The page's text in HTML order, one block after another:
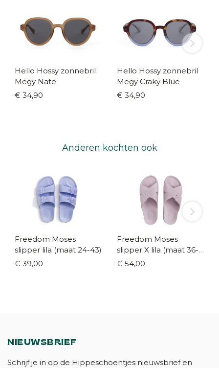
Hello Hossy zonnebril
Megy Nate
€ 34,90
Hello Hossy zonnebril
Megy Craky Blue
€ 34,90
Anderen kochten ook
Freedom Moses
slipper lila (maat 24-43)
€ 39,00
Freedom Moses
slipper X lila (maat 36-
41)
€ 54,00
NIEUWSBRIEF
Schrijf je in op de Hippeschoentjes nieuwsbrief en